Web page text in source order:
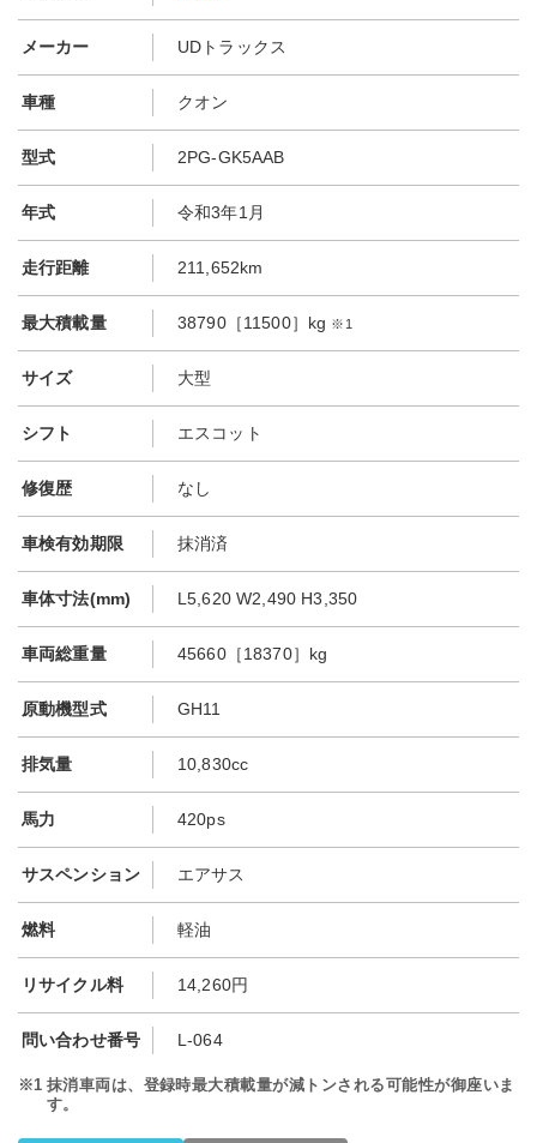
メーカー UDトラックス
車種 クオン
型式 2PG-GK5AAB
年式 令和3年1月
走行距離 211,652km
最大積載量 38790［11500］kg ※1
サイズ 大型
シフト エスコット
修復歴 なし
車検有効期限 抹消済
車体寸法(mm) L5,620 W2,490 H3,350
車両総重量 45660［18370］kg
原動機型式 GH11
排気量 10,830cc
馬力 420ps
サスペンション エアサス
燃料 軽油
リサイクル料 14,260円
問い合わせ番号 L-064
※1 抹消車両は、登録時最大積載量が減トンされる可能性が御座いま
す。